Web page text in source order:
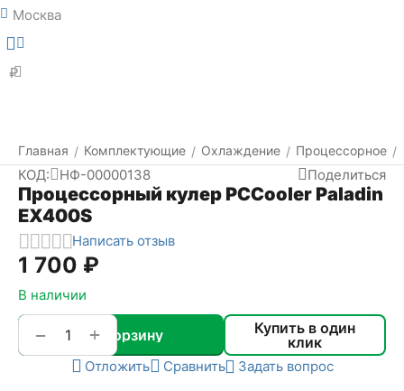
Москва
₽
Главная / Комплектующие / Охлаждение / Процессорное /
КОД: НФ-00000138 Поделиться
Процессорный кулер PCCooler Paladin
EX400S
Написать отзыв
1 700 ₽
В наличии
+
− В корзину
Купить в один
клик
Отложить Сравнить Задать вопрос